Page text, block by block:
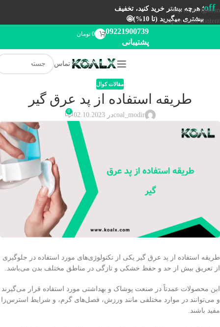
Skip to navigation
Skip to main content
off؛ هرچه بیشتر خرید کنید، تخفیف
بیشتری میگیرید (تا 10%)🤩
09221900739
پشتیبانی
0 تومان
تماس
مقالات کوال
طریقه استفاده از پد عرق گیر
coal_modirدر 02.10.2023 0
طریقه استفاده از پد عرق گیر یکی از تکنولوژی‌های مورد استفاده در جلوگیری
از تعریق بیش از حد و حفظ خشکی و تازگی در مناطق مختلف بدن می‌باشد.
این محصولات عمدتاً در صنعت پوشاک و بهداشتی مورد استفاده قرار می‌گیرند
و می‌توانند در موارد مختلفی مانند ورزش، فصل‌های گرم، و شرایط استرس‌زا
مفید باشند.